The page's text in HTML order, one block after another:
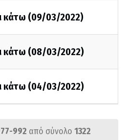
κάτω (09/03/2022)
κάτω (08/03/2022)
κάτω (04/03/2022)
992 από σύνολο 1322